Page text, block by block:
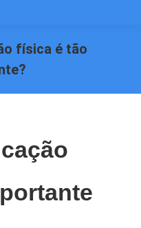
física é tão